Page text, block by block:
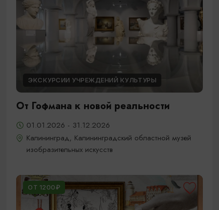
ЭКСКУРСИИ УЧРЕЖДЕНИЙ КУЛЬТУРЫ
От Гофмана к новой реальности
01.01.2026 - 31.12.2026
Калининград, Калининградский областной музей
изобразительных искусств
ОТ 1200₽